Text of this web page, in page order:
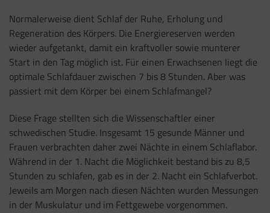
Normalerweise dient Schlaf der Ruhe, Erholung und
Regeneration des Körpers. Die Energiereserven werden
wieder aufgetankt, damit ein kraftvoller sowie munterer
Start in den Tag möglich ist. Für einen Erwachsenen liegt die
optimale Schlafdauer zwischen 7 bis 8 Stunden. Aber was
passiert mit dem Körper bei einem Schlafmangel?
Diese Frage stellten sich die Wissenschaftler einer
schwedischen Studie. Insgesamt 15 gesunde Männer und
Frauen verbrachten daher zwei Nächte in einem Schlaflabor.
Während in der 1. Nacht die Möglichkeit bestand bis zu 8,5
Stunden zu schlafen, gab es in der 2. Nacht ein Schlafverbot.
Jeweils am Morgen nach diesen Nächten wurden Messungen
in der Muskulatur und im Fettgewebe vorgenommen.